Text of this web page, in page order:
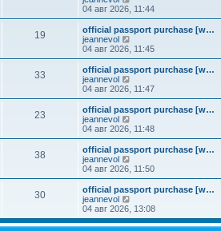
б
щ
е
н
и
д
н
е
м
у
с
о
о
б
щ
е
н
и
ю
о
с
е
н
е
м
с
о
о
щ
е
н
ю
т
п
о
с
е
н
е
м
с
о
о
щ
е
н
ю
е
р
е
й
т
п
о
с
е
н
е
м
с
о
о
щ
е
н
04 авг 2026, 11:44
19
official passport purchase [w…
jeannevol
е
р
е
й
т
п
о
с
е
н
е
м
с
о
04 авг 2026, 11:45
33
official passport purchase [w…
jeannevol
е
р
е
й
т
п
о
с
е
н
е
04 авг 2026, 11:47
23
official passport purchase [w…
jeannevol
е
р
е
й
т
п
о
с
л
04 авг 2026, 11:48
38
official passport purchase [w…
jeannevol
е
р
е
й
т
к
04 авг 2026, 11:50
30
official passport purchase [w…
jeannevol
е
р
е
04 авг 2026, 13:08